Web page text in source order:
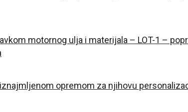
motornog ulja i materijala – LOT-1 –
opremom za njihovu